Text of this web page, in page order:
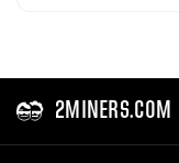
2MINERS.COM